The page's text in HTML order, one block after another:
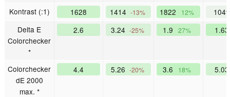
Kontrast (:1) 1628 1414 -13% 1822 12%
Delta E
Colorchecker
*
2.6 3.24 -25% 1.9 27%
Colorchecker
dE 2000
max. *
4.4 5.26 -20% 3.6 18%